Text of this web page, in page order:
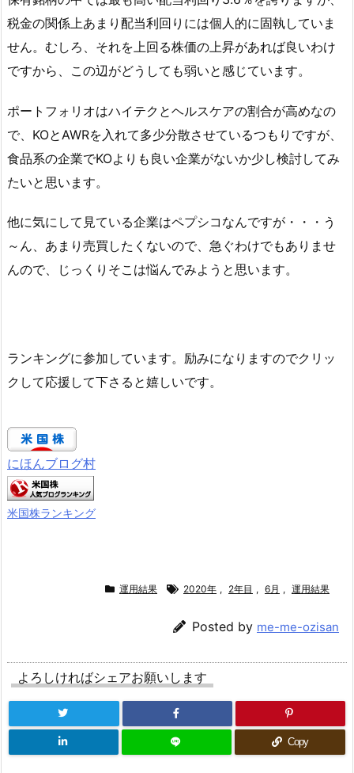
税金の関係上あまり配当利回りには個人的に固執していま
せん。むしろ、それを上回る株価の上昇があれば良いわけ
ですから、この辺がどうしても弱いと感じています。
ポートフォリオはハイテクとヘルスケアの割合が高めなの
で、KOとAWRを入れて多少分散させているつもりですが、
食品系の企業でKOよりも良い企業がないか少し検討してみ
たいと思います。
他に気にして見ている企業はペプシコなんですが・・・う
～ん、あまり売買したくないので、急ぐわけでもありませ
んので、じっくりそこは悩んでみようと思います。
ランキングに参加しています。励みになりますのでクリッ
クして応援して下さると嬉しいです。
にほんブログ村
米国株ランキング
運用結果 2020年 , 2年目 , 6月 , 運用結果
Posted by me-me-ozisan
よろしければシェアお願いします
Copy